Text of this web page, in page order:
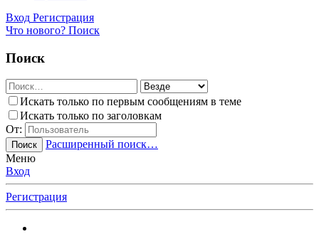
Вход Регистрация
Что нового? Поиск
Поиск
Искать только по первым сообщениям в теме
Искать только по заголовкам
От:
Поиск
Расширенный поиск…
Меню
Вход
Регистрация